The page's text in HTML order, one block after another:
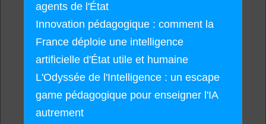
agents de l'État
Innovation pédagogique : comment la
France déploie une intelligence
artificielle d'État utile et humaine
L'Odyssée de l'Intelligence : un escape
game pédagogique pour enseigner l'IA
autrement